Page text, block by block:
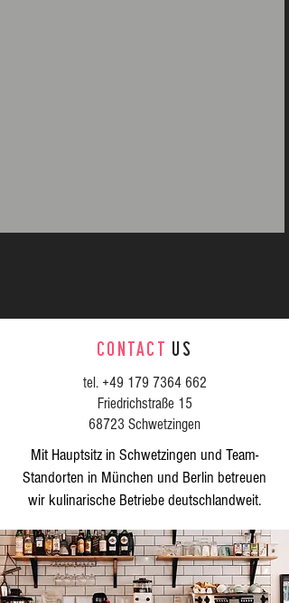
CONTACT US
tel. +49 ‭179 7364 662
Friedrichstraße 15
68723 Schwetzingen
Mit Hauptsitz in Schwetzingen und Team-
Standorten in München und Berlin betreuen
wir kulinarische Betriebe deutschlandweit.